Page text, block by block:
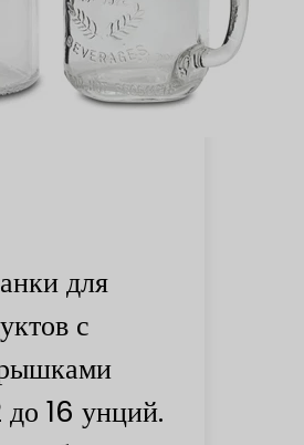
для
с
16 унций.